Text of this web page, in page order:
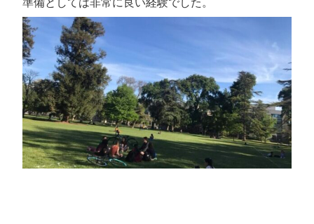
準備としては非常に良い経験でした。